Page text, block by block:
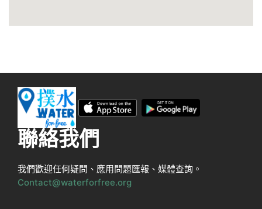
聯絡我們
我們歡迎任何疑問、應用問題匯報、媒體查詢。
Contact@waterforfree.org